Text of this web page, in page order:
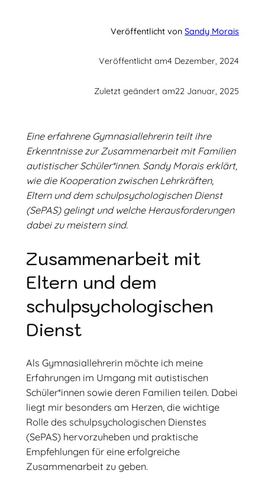
Veröffentlicht vonSandy Morais
Veröffentlicht am4 Dezember, 2024
Zuletzt geändert am22 Januar, 2025
Eine erfahrene Gymnasiallehrerin teilt ihre
Erkenntnisse zur Zusammenarbeit mit Familien
autistischer Schüler*innen. Sandy Morais erklärt,
wie die Kooperation zwischen Lehrkräften,
Eltern und dem schulpsychologischen Dienst
(SePAS) gelingt und welche Herausforderungen
dabei zu meistern sind.
Zusammenarbeit mit
Eltern und dem
schulpsychologischen
Dienst
Als Gymnasiallehrerin möchte ich meine
Erfahrungen im Umgang mit autistischen
Schüler*innen sowie deren Familien teilen. Dabei
liegt mir besonders am Herzen, die wichtige
Rolle des schulpsychologischen Dienstes
(SePAS) hervorzuheben und praktische
Empfehlungen für eine erfolgreiche
Zusammenarbeit zu geben.